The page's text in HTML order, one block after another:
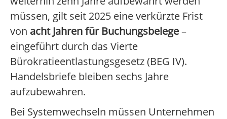
müssen, gilt seit 2025 eine verkürzte Frist
von acht Jahren für Buchungsbelege–
eingeführt durch das Vierte
Bürokratieentlastungsgesetz (BEG IV).
Handelsbriefe bleiben sechs Jahre
aufzubewahren.
Bei Systemwechseln müssen Unternehmen